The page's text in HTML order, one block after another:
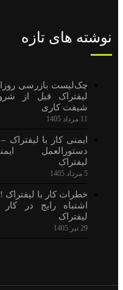
نوشته های تازه
چک‌لیست بازرسی
لیفتراک قبل از
شیفت کاری
11 مرداد 1405
دستورالعمل
لیفتراک
5 مرداد 1405
اشتباه رایج در کار
لیفتراک
29 تیر 1405